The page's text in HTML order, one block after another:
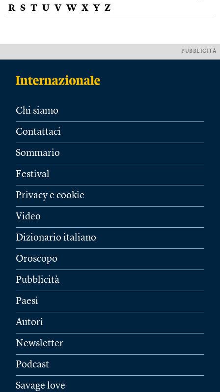
R S T U V W X Y Z
PUBBLICITÀ
Chi siamo
Contattaci
Sommario
Festival
Privacy e cookie
Video
Dizionario italiano
Oroscopo
Pubblicità
Paesi
Autori
Newsletter
Podcast
Savage love